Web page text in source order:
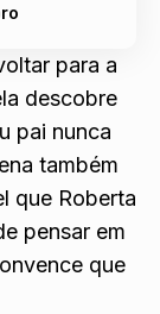
para a
descobre
pai nunca
também
que Roberta
pensar em
que